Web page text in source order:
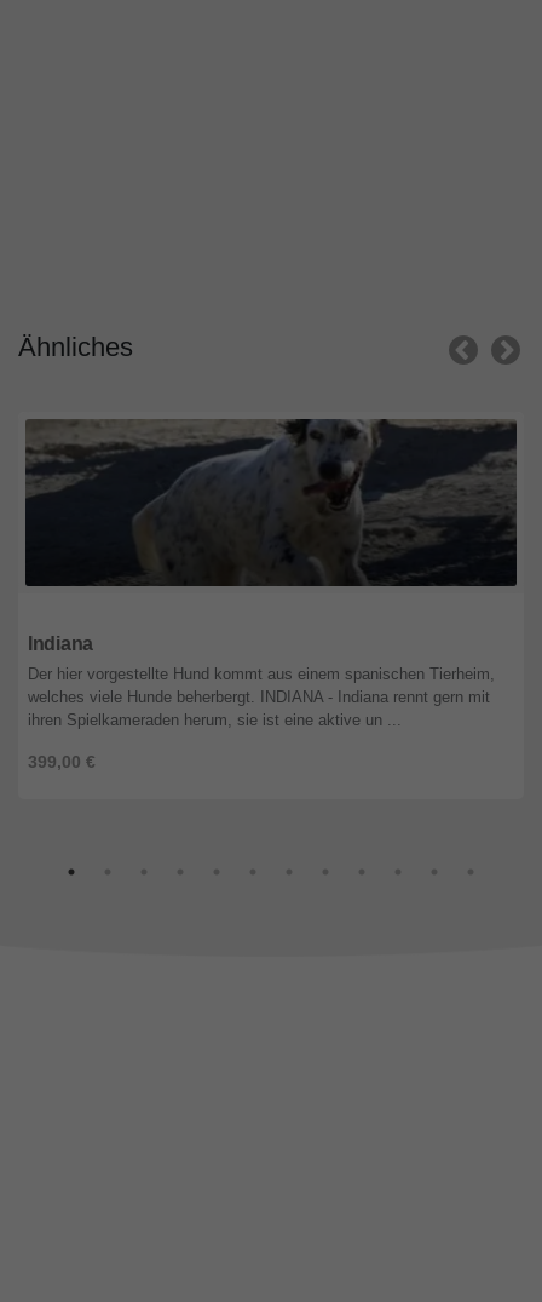
Ähnliches
Indiana
399,00 €
Der hier vorgestellte Hund kommt aus einem spanischen Tierheim,
welches viele Hunde beherbergt. INDIANA - Indiana rennt gern mit
ihren Spielkameraden herum, sie ist eine aktive un ...